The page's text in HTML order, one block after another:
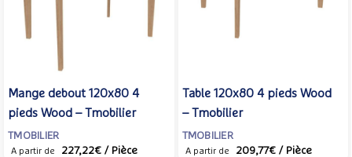
Mange debout 120x80 4
pieds Wood – Tmobilier
TMOBILIER
A partir de 227,22€ / Pièce
Table 120x80 4 pieds Wood
– Tmobilier
TMOBILIER
A partir de 209,77€ / Pièce